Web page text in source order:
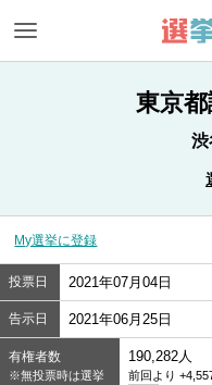
東京
渋
My選挙に登録
投票日 2021年07月04日
告示日 2021年06月25日
有権者数
※無投票時は選挙
190,282人
前回より